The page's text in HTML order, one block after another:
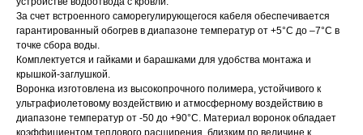
За счет встроенного саморегулирующегося кабеля обеспечивается
гарантированный обогрев в диапазоне температур от +5°С до –7°С в
точке сбора воды.
Комплектуется и гайками и барашками для удобства монтажа и
крышкой-заглушкой.
Воронка изготовлена из высокопрочного полимера, устойчивого к
ультрафиолетовому воздействию и атмосферному воздействию в
диапазоне температур от -50 до +90°С. Материал воронок обладает